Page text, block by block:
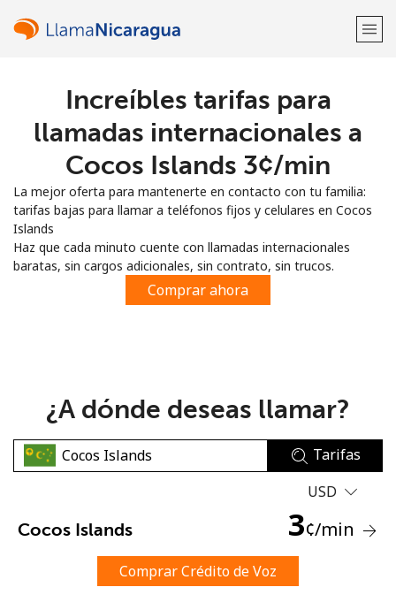
¡Bienvenido!
Regístrate con
o
No se ha creado una contraseña
Mínimo 8 caracteres
Una letra mayúscula y una minúscula
Increíbles tarifas para
llamadas internacionales a
Cocos Islands ⁦3¢⁩/min
La mejor oferta para mantenerte en contacto con tu familia:
tarifas bajas para llamar a teléfonos fijos y celulares en Cocos
Islands
Haz que cada minuto cuente con llamadas internacionales
baratas, sin cargos adicionales, sin contrato, sin trucos.
Comprar ahora
¿A dónde deseas llamar?
Tarifas
USD
Cocos Islands 3¢/min
Comprar Crédito de Voz